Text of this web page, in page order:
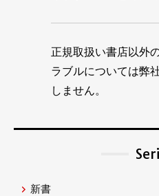
正規取扱い書店以外
ラブルについては弊
しません。
新書